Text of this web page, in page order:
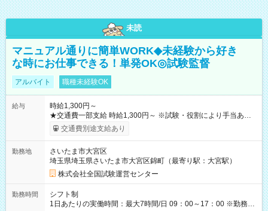
未読
マニュアル通りに簡単WORK◆未経験から好き
な時にお仕事できる！単発OK◎試験監督
アルバイト 職種未経験OK
給与
時給1,300円～
★交通費一部支給 時給1,300円～ ※試験・役割により手当あり
※勤務回数により昇給あり 【即給（前払い）オプションあ
り！】 希望される場合、勤務から1週間ほどで給与の一部を受け
例】 ・河合塾模擬試験 8:30～17:30（休憩1時間） 時給1,300円
×8時間＝日収10,400円＋交通費 ※当日の役割により時給＋100
円の場合あり ・国家試験 7:00～13:30（休憩なし） 時給1,300
円（役割手当＋100円）×6時間＝日収8,400円＋交通費 【試用期
間】試用期間なし
交通費別途支給あり
勤務地
さいたま市大宮区
埼玉県埼玉県さいたま市大宮区錦町（最寄り駅：大宮駅）
株式会社全国試験運営センター
勤務時間
シフト制
1日あたりの実働時間：最大7時間/日 09：00～17：00 ※勤務時